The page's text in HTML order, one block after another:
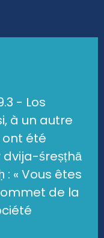
- Los
à un autre
été
śreṣṭhā
« Vous êtes
de la